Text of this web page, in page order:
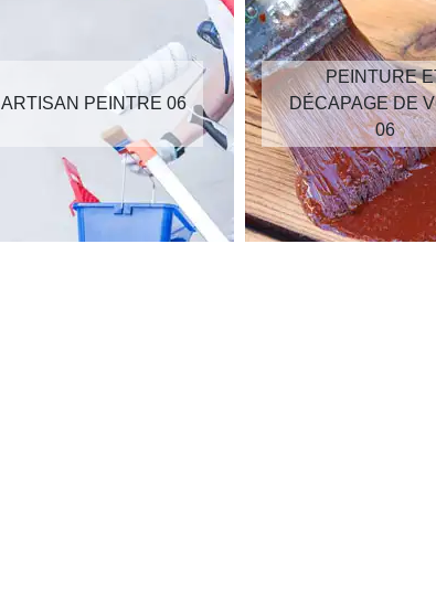
ARTISAN PEINTRE 06
PEINTURE
DÉCAPAGE DE
06